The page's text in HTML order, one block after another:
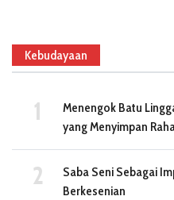
Kebudayaan
Menengok Batu
yang Menyimpan
Saba Seni Sebagai
Berkesenian